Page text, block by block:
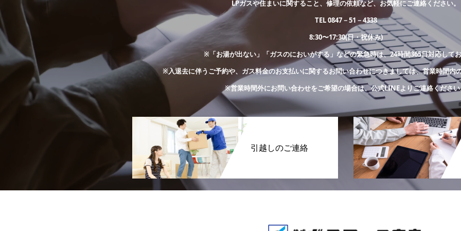
LPガスや住まいに関すること、修理の依頼など、お気軽にご連絡ください。
TEL 0847－51－4338
8:30〜17:30(日・祝休み)
※「お湯が出ない」「ガスのにおいがする」などの緊急時は、24時間365日対応して
※入退去に伴うご予約や、ガス料金のお支払いに関するお問い合わせにつきましては、営業時間内
※営業時間外にお問い合わせをご希望の場合は、公式LINEよりご連絡くださ
引越しのご連絡